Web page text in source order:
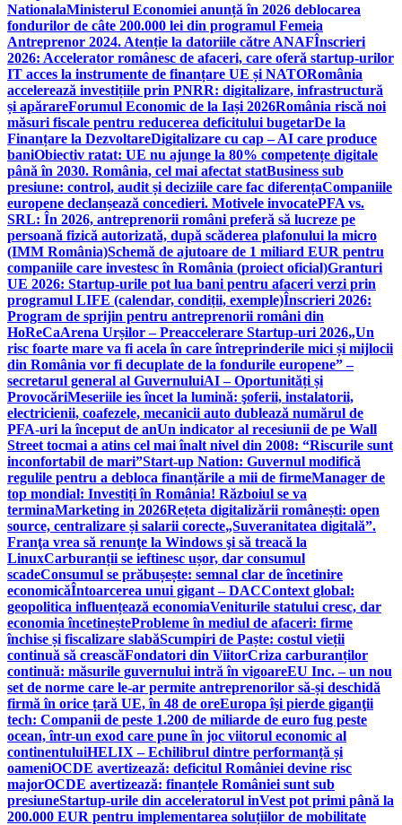
NationalaMinisterul Economiei anunță în 2026 deblocarea
fondurilor de câte 200.000 lei din programul Femeia
Antreprenor 2024. Atenție la datoriile către ANAFÎnscrieri
2026: Accelerator românesc de afaceri, care oferă startup-urilor
IT acces la instrumente de finanțare UE și NATORomânia
accelerează investițiile prin PNRR: digitalizare, infrastructură
și apărareForumul Economic de la Iași 2026România riscă noi
măsuri fiscale pentru reducerea deficitului bugetarDe la
Finanțare la DezvoltareDigitalizare cu cap – AI care produce
baniObiectiv ratat: UE nu ajunge la 80% competențe digitale
până în 2030. România, cel mai afectat statBusiness sub
presiune: control, audit și deciziile care fac diferențaCompaniile
europene declanșează concedieri. Motivele invocatePFA vs.
SRL: În 2026, antreprenorii români preferă să lucreze pe
persoană fizică autorizată, după scăderea plafonului la micro
(IMM România)Schemă de ajutoare de 1 miliard EUR pentru
companiile care investesc în România (proiect oficial)Granturi
UE 2026: Startup-urile pot lua bani pentru afaceri verzi prin
programul LIFE (calendar, condiții, exemple)Înscrieri 2026:
Program de sprijin pentru antreprenorii români din
HoReCaArena Urșilor – Preaccelerare Startup-uri 2026„Un
risc foarte mare va fi acela în care întreprinderile mici și mijlocii
din România vor fi decuplate de la fondurile europene” –
secretarul general al GuvernuluiAI – Oportunități și
ProvocăriMeseriile ies încet la lumină: şoferii, instalatorii,
electricienii, coafezele, mecanicii auto dublează numărul de
PFA-uri la început de anUn indicator al recesiunii de pe Wall
Street tocmai a atins cel mai înalt nivel din 2008: “Riscurile sunt
inconfortabil de mari”Start-up Nation: Guvernul modifică
regulile pentru a debloca finanțările a mii de firmeManager de
top mondial: Investiți în România! Războiul se va
terminaMarketing in 2026Rețeta digitalizării românești: open
source, centralizare și salarii corecte„Suveranitatea digitală”.
Franţa vrea să renunţe la Windows şi să treacă la
LinuxCarburanții se ieftinesc ușor, dar consumul
scadeConsumul se prăbușește: semnal clar de încetinire
economicăÎntoarcerea unui gigant – DACContext global:
geopolitica influențează economiaVeniturile statului cresc, dar
economia încetineșteProbleme în mediul de afaceri: firme
închise și fiscalizare slabăScumpiri de Paște: costul vieții
continuă să creascăFondatori din ViitorCriza carburanților
continuă: măsurile guvernului intră în vigoareEU Inc. – un nou
set de norme care le-ar permite antreprenorilor să-și deschidă
firmă în orice țară UE, în 48 de oreEuropa îşi pierde giganţii
tech: Companii de peste 1.200 de miliarde de euro fug peste
ocean, într-un exod care pune în joc viitorul economic al
continentuluiHELIX – Echilibrul dintre performanță și
oameniOCDE avertizează: deficitul României devine risc
majorOCDE avertizează: finanțele României sunt sub
presiuneStartup-urile din acceleratorul inVest pot primi până la
200.000 EUR pentru implementarea soluțiilor de mobilitate